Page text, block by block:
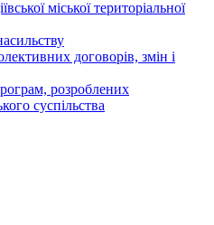
міської територіальної
договорів, змін і
розроблених
суспільства